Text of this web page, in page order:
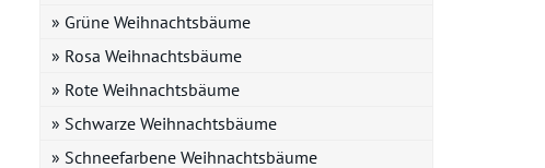
» Grüne Weihnachtsbäume
» Rosa Weihnachtsbäume
» Rote Weihnachtsbäume
» Schwarze Weihnachtsbäume
» Schneefarbene Weihnachtsbäume